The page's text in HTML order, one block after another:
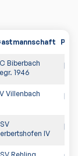
PDF
Biberbach
1946
Villenbach
IV